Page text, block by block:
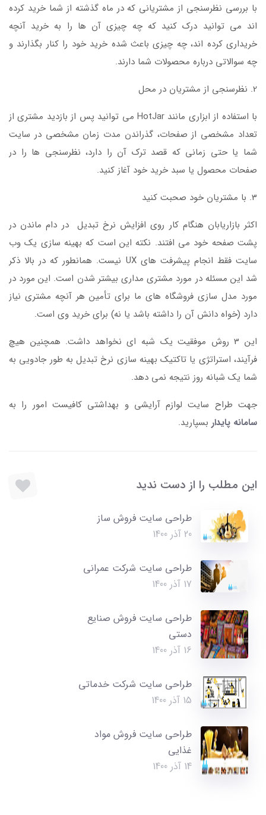
با بررسی نظرسنجی از مشتریانی که در ماه گذشته از شما خرید کرده
اند می توانید درک کنید که چه چیزی آن ها را به خرید آنچه
خریداری کرده اند، چه چیزی باعث شده خرید خود را کنار بگذارند و
چه سوالاتی درباره محصولات شما دارند.
2. نظرسنجی از مشتریان در محل
با استفاده از ابزاری مانند HotJar می توانید پس از بازدید مشتری از
تعداد مشخصی از صفحات، گذراندن مدت زمان مشخصی در سایت
شما یا حتی زمانی که قصد ترک آن را دارد، نظرسنجی ها را در
صفحات محصول یا سبد خرید خود آغاز کنید.
3. با مشتریان خود صحبت کنید
اکثر بازاریابان هنگام کار روی افزایش نرخ تبدیل در دام ماندن در
پشت صفحه خود می افتند. نکته این است که بهینه سازی یک وب
سایت فقط انجام پیشرفت های UX نیست. همانطور که در بالا ذکر
شد این مسئله در مورد مشتری مداری بیشتر شدن است. این مورد در
مورد مدل سازی فروشگاه های ما برای تأمین هر آنچه مشتری نیاز
دارد (خواه دانش آن را داشته باشد یا نه) برای خرید وی است.
این 3 روش موفقیت یک شبه ای نخواهد داشت. همچنین هیچ
فرآیند، استراتژی یا تاکتیک بهینه سازی نرخ تبدیل به طور جادویی به
شما یک شبانه روز نتیجه نمی دهد.
جهت طراح سایت لوازم آرایشی و بهداشتی کافیست امور را به
سامانه پایدار بسپارید.
این مطلب را از دست ندید
طراحی سایت فروش ساز
20 آذر 1400
طراحی سایت شرکت عمرانی
17 آذر 1400
طراحی سایت فروش صنایع
دستی
16 آذر 1400
طراحی سایت شرکت خدماتی
15 آذر 1400
طراحی سایت فروش مواد
غذایی
14 آذر 1400